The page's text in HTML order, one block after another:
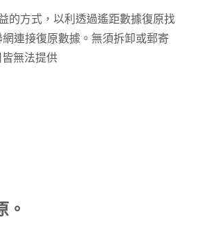
的方式，以利透過遙距數據復原找
連接復原數據。無須拆卸或郵寄
無法提供
。